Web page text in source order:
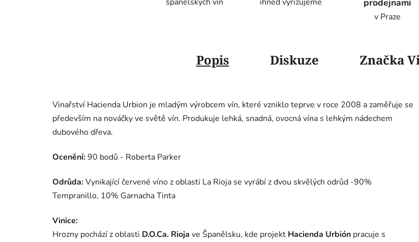
prodejnami
v Praze
Popis Diskuze Značka
Vinařství Hacienda Urbion je mladým výrobcem vín, které vzniklo teprve v roce 2008 a zaměřuje se
především na nováčky ve světě vín. Produkuje lehká, snadná, ovocná vína s lehkým nádechem
dubového dřeva.
Ocenění:90 bodů - Roberta Parker
Odrůda:Vynikající červené víno z oblasti La Rioja se vyrábí z dvou skvělých odrůd -90%
Tempranillo, 10% Garnacha Tinta
Vinice:
Hrozny pochází z oblasti D.O.Ca. Rioja ve Španělsku, kde projekt Hacienda Urbión pracuje s